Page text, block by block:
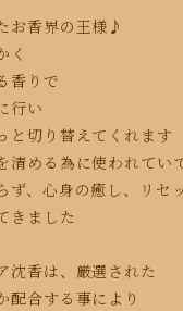
お香界の王様♪
く
香りで
行い
と切り替えてくれます
清める為に使われてい
ず、心身の癒し、リセ
きました
沈香は、厳選された
配合する事により